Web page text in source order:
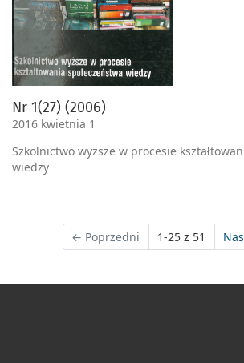
Nr 1(27) (2006)
2016 kwietnia 1
Szkolnictwo wyższe w procesie
wiedzy
← Poprzedni 1-25 z 51